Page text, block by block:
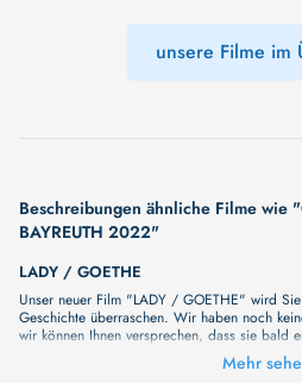
unsere Filme im
Beschreibungen ähnliche Filme wie
BAYREUTH 2022"
LADY / GOETHE
Unser neuer Film "LADY / GOETHE" wird
Geschichte überraschen. Wir haben noch
wir können Ihnen versprechen, dass sie bald
Handlung, ungewöhnliche Charaktere und
in unserem Film. Bleiben Sie dran für etwas
Mehr